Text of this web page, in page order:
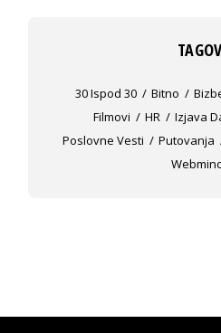
30 Ispod 30 Bitno
Filmovi
HR Izjava
Poslovne Vesti
Putovanja